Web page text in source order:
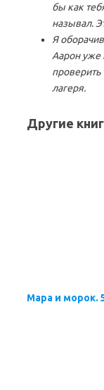
бы как
называл.
Я
Аарон уже
проверить
лагеря.
Другие
Мара и морок.